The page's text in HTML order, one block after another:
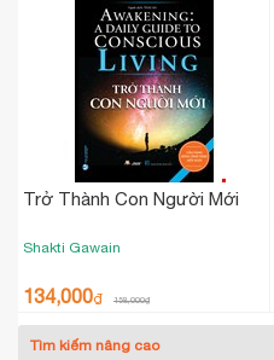
Trở Thành Con Người Mới
Shakti Gawain
134,000₫ 158,000₫
Tìm kiếm nâng cao